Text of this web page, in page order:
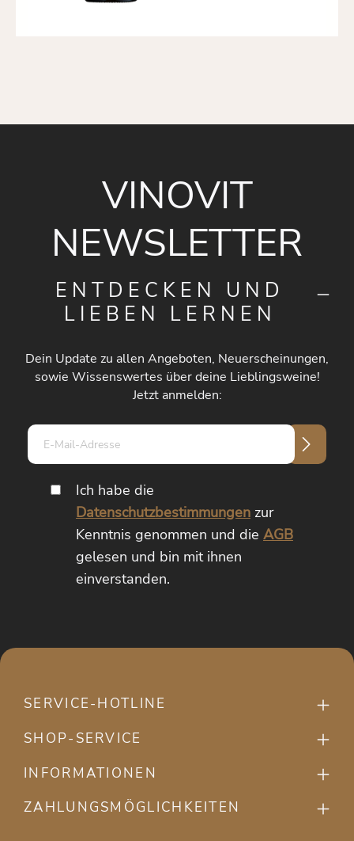
VINOVIT
NEWSLETTER
ENTDECKEN UND
LIEBEN LERNEN
Dein Update zu allen Angeboten, Neuerscheinungen,
sowie Wissenswertes über deine Lieblingsweine!
Jetzt anmelden:
Adresse*
Ich habe die
Datenschutzbestimmungenzur
Kenntnis genommen und die AGB
gelesen und bin mit ihnen
einverstanden.
SERVICE-HOTLINE
SHOP-SERVICE
INFORMATIONEN
ZAHLUNGSMÖGLICHKEITEN